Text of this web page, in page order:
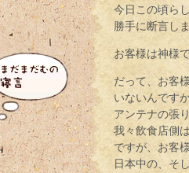
今日この頃ら
勝手に断言しま
お客様は神様
だって、お客
いないんです
アンテナの張
我々飲食店側
ですが、お客
日本中の、そ